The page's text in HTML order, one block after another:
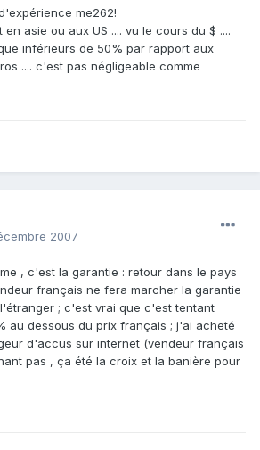
me262!
asie ou aux US .... vu le cours du $ ....
inférieurs de 50% par rapport aux
.... c'est pas négligeable comme
2007
, c'est la garantie : retour dans le pays
français ne fera marcher la garantie
; c'est vrai que c'est tentant
au dessous du prix français ; j'ai acheté
d'accus sur internet (vendeur français
pas , ça été la croix et la banière pour